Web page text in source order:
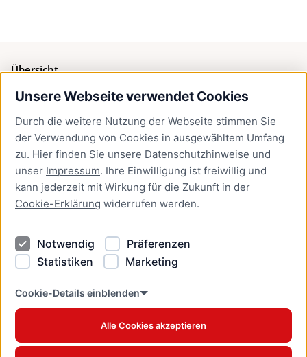
Unsere Webseite verwendet Cookies
Durch die weitere Nutzung der Webseite stimmen Sie
der Verwendung von Cookies in ausgewähltem Umfang
zu. Hier finden Sie unsere Datenschutzhinweise und
unser Impressum. Ihre Einwilligung ist freiwillig und
kann jederzeit mit Wirkung für die Zukunft in der
Cookie-Erklärung widerrufen werden.
Notwendig
Präferenzen
Statistiken
Marketing
Cookie-Details einblenden
Alle Cookies akzeptieren
Übersicht
Bürgerservice
Presse
Newsletter Lübeck:kompakt
Kontakt
Kontakt
Datenschutzhinweise
Barrierefreiheit
Cookie Erklärung
www.luebeck.de